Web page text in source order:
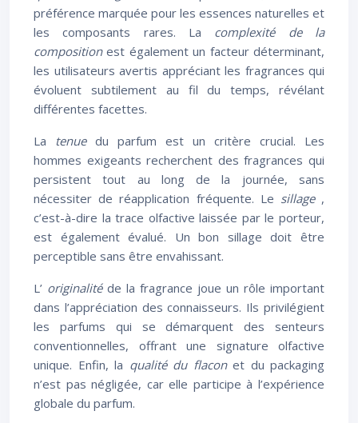
préférence marquée pour les essences naturelles et
les composants rares. La complexité de la
compositionest également un facteur déterminant,
les utilisateurs avertis appréciant les fragrances qui
évoluent subtilement au fil du temps, révélant
différentes facettes.
La tenue du parfum est un critère crucial. Les
hommes exigeants recherchent des fragrances qui
persistent tout au long de la journée, sans
nécessiter de réapplication fréquente. Le sillage ,
c’est-à-dire la trace olfactive laissée par le porteur,
est également évalué. Un bon sillage doit être
perceptible sans être envahissant.
L’ originalité de la fragrance joue un rôle important
dans l’appréciation des connaisseurs. Ils privilégient
les parfums qui se démarquent des senteurs
conventionnelles, offrant une signature olfactive
unique. Enfin, la qualité du flacon et du packaging
n’est pas négligée, car elle participe à l’expérience
globale du parfum.